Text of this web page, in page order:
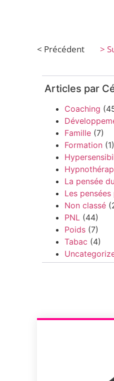
< Précédent >
Articles par
Coaching
Famille (7)
Formation (1)
La pensée
Les
Non classé
PNL (44)
Poids (7)
Tabac (4)